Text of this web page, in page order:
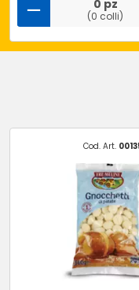
0 pz
(0 colli)
Cod. Art.